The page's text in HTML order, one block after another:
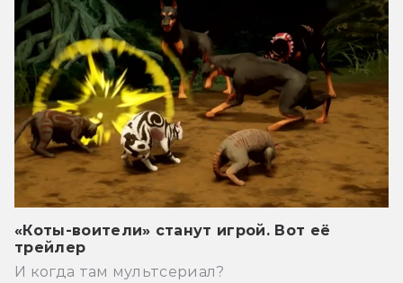
«Коты-воители» станут игрой. Вот её
трейлер
И когда там мультсериал?